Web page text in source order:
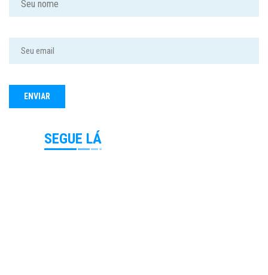
SEGUE LÁ